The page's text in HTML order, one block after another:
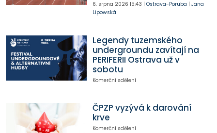
6. srpna 2026 15:43 | Ostrava-Poruba | Jana
Lipowská
Legendy tuzemského
undergroundu zavítají na
PERIFERII Ostrava už v
sobotu
Komerční sdělení
ČPZP vyzývá k darování
krve
Komerční sdělení